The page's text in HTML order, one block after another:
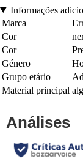
Informações
Marca
Cor
Cor
Género
Grupo etário
Material principal